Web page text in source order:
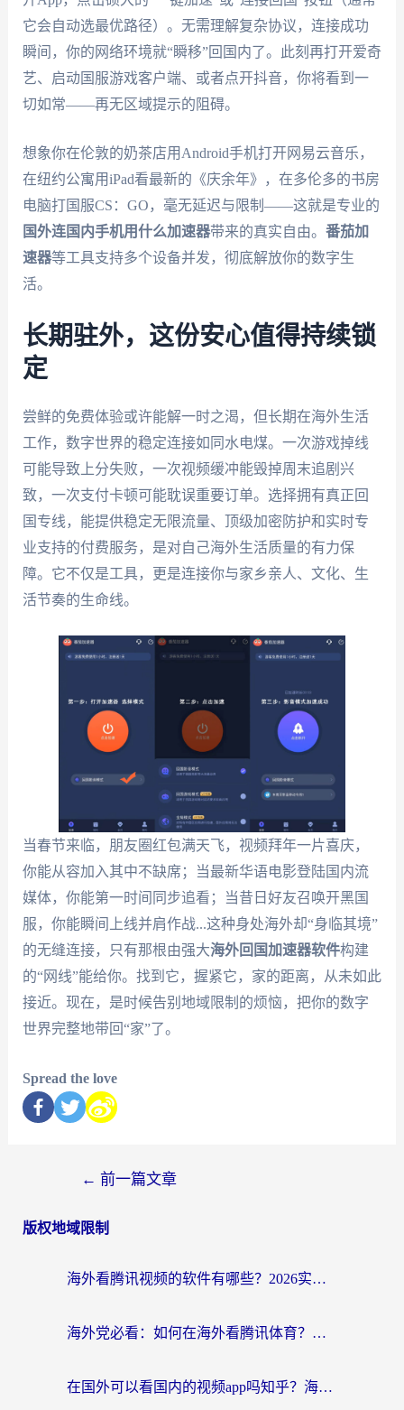
它会自动选最优路径）。无需理解复杂协议，连接成功
瞬间，你的网络环境就“瞬移”回国内了。此刻再打开爱奇
艺、启动国服游戏客户端、或者点开抖音，你将看到一
切如常——再无区域提示的阻碍。
想象你在伦敦的奶茶店用Android手机打开网易云音乐，
在纽约公寓用iPad看最新的《庆余年》，在多伦多的书房
电脑打国服CS：GO，毫无延迟与限制——这就是专业的
国外连国内手机用什么加速器带来的真实自由。 番茄加
速器等工具支持多个设备并发，彻底解放你的数字生
活。
长期驻外，这份安心值得持续锁
定
尝鲜的免费体验或许能解一时之渴，但长期在海外生活
工作，数字世界的稳定连接如同水电煤。一次游戏掉线
可能导致上分失败，一次视频缓冲能毁掉周末追剧兴
致，一次支付卡顿可能耽误重要订单。选择拥有真正回
国专线，能提供稳定无限流量、顶级加密防护和实时专
业支持的付费服务，是对自己海外生活质量的有力保
障。它不仅是工具，更是连接你与家乡亲人、文化、生
活节奏的生命线。
当春节来临，朋友圈红包满天飞，视频拜年一片喜庆，
你能从容加入其中不缺席；当最新华语电影登陆国内流
媒体，你能第一时间同步追看；当昔日好友召唤开黑国
服，你能瞬间上线并肩作战...这种身处海外却“身临其境”
的无缝连接，只有那根由强大海外回国加速器软件构建
的“网线”能给你。找到它，握紧它，家的距离，从未如此
接近。现在，是时候告别地域限制的烦恼，把你的数字
世界完整地带回“家”了。
Spread the love
← 前一篇文章
版权地域限制
海外看腾讯视频的软件有哪些？2026实测有效，留学生都在用的回国加速器指南
海外党必看：如何在海外看腾讯体育？解决赛事直播地区限制的终极指南
在国外可以看国内的视频app吗知乎？海外党亲测有效的追剧加速方案